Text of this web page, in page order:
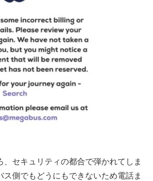
、セキュリティの都合で弾かれてしま
ス側でもどうにもできないため電話ま